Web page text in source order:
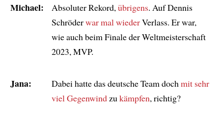
Michael: Absoluter Rekord, übrigens. Auf Dennis
Schröderwarmal wiederVerlass. Er war,
wie auch beim Finale der Weltmeisterschaft
2023, MVP.
Jana: Dabei hatte das deutsche Team doch mit sehr
viel Gegenwindzu kämpfen, richtig?